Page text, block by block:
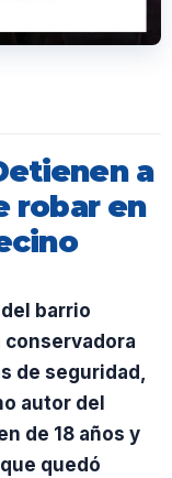
a
robar en
del barrio
de seguridad,
autor del
de 18 años y
quedó